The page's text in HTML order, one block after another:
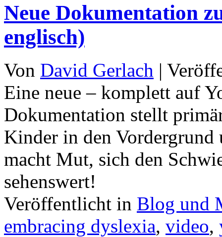
Neue Dokumentation
englisch)
Von David Gerlach |
Eine neue – komplett auf
Dokumentation stellt
Kinder in den
macht Mut, sich den
sehenswert!
Veröffentlicht in Blog und
embracing dyslexia, video,